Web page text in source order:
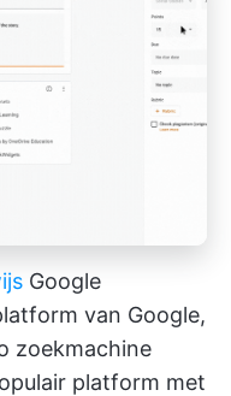
Google
van Google,
zoekmachine
platform met